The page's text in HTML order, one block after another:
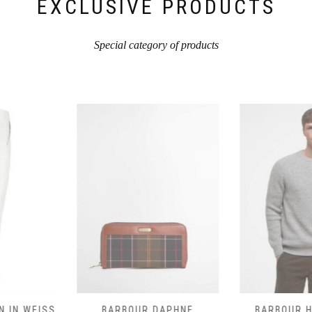
EXCLUSIVE PRODUCTS
Special category of products